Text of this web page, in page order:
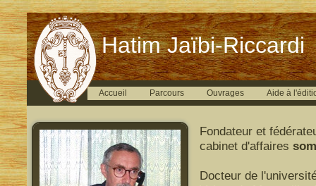
Hatim Jaïbi-Riccardi
Accueil Parcours Ouvrages Aide à
Fondateur et
cabinet d'affaires
Docteur de